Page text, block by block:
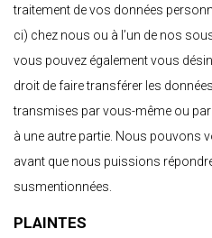
traitement de vos données
ci) chez nous ou à l’un de nos
vous pouvez également vous
droit de faire transférer les
transmises par vous-même ou
à une autre partie. Nous pouvons
avant que nous puissions
susmentionnées.
PLAINTES